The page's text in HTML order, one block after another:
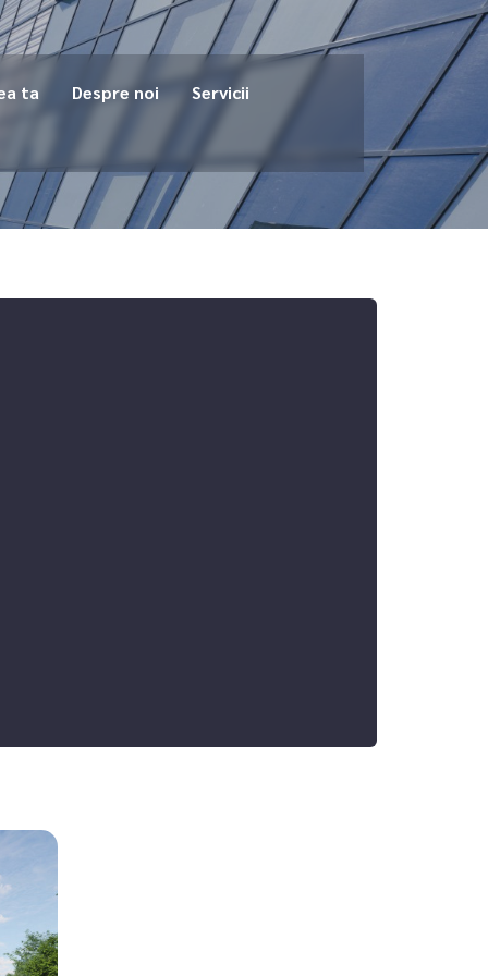
ta Despre noi Servicii